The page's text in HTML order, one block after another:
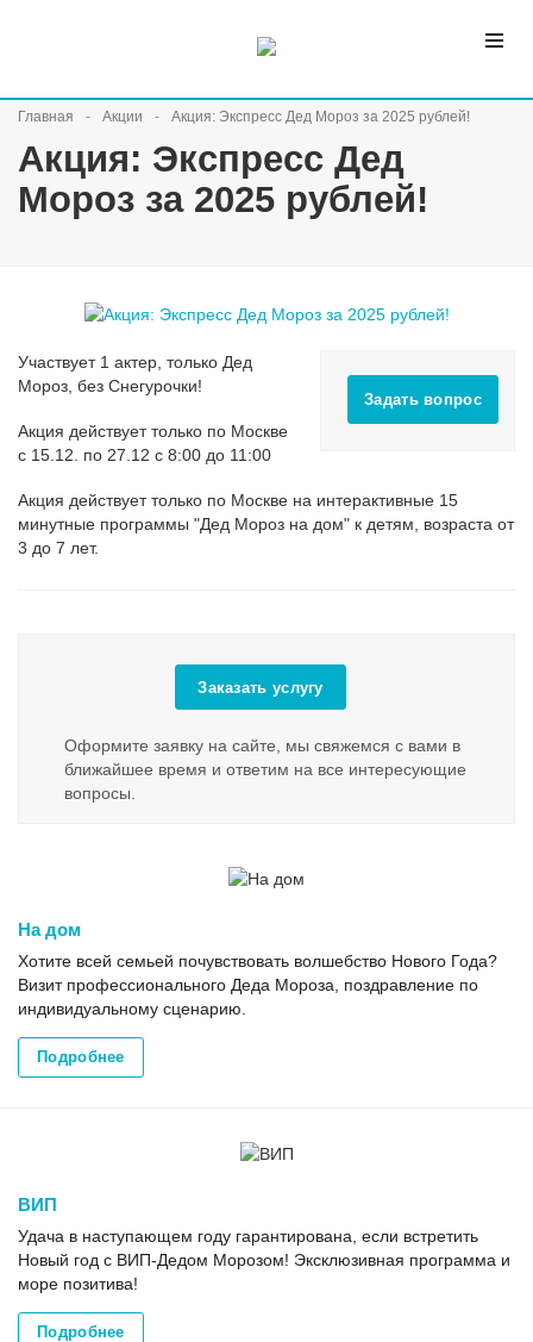
Главная Акции Акция: Экспресс Дед Мороз за 2025 рублей!
Акция: Экспресс Дед
Мороз за 2025 рублей!
Задать вопрос
Участвует 1 актер, только Дед
Мороз, без Снегурочки!
Акция действует только по Москве
с 15.12. по 27.12 с 8:00 до 11:00
Акция действует только по Москве на интерактивные 15
минутные программы "Дед Мороз на дом" к детям, возраста от
3 до 7 лет.
Заказать услугу
Оформите заявку на сайте, мы свяжемся с вами в
ближайшее время и ответим на все интересующие
вопросы.
На дом
Хотите всей семьей почувствовать волшебство Нового Года?
Визит профессионального Деда Мороза, поздравление по
индивидуальному сценарию.
Подробнее
ВИП
Удача в наступающем году гарантирована, если встретить
Новый год с ВИП-Дедом Морозом! Эксклюзивная программа и
море позитива!
Подробнее